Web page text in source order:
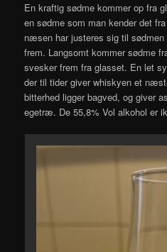
En kraftig sødme kommer op fra
en sødme som man kender det
næsen har justeres sig til
frem. Langsomt kommer sødme
svesker frem fra glasset. En let
der til tider giver whiskyen et
bitterhed ligger bagved, og giver
egetræ. De 55,8% Vol alkohol er